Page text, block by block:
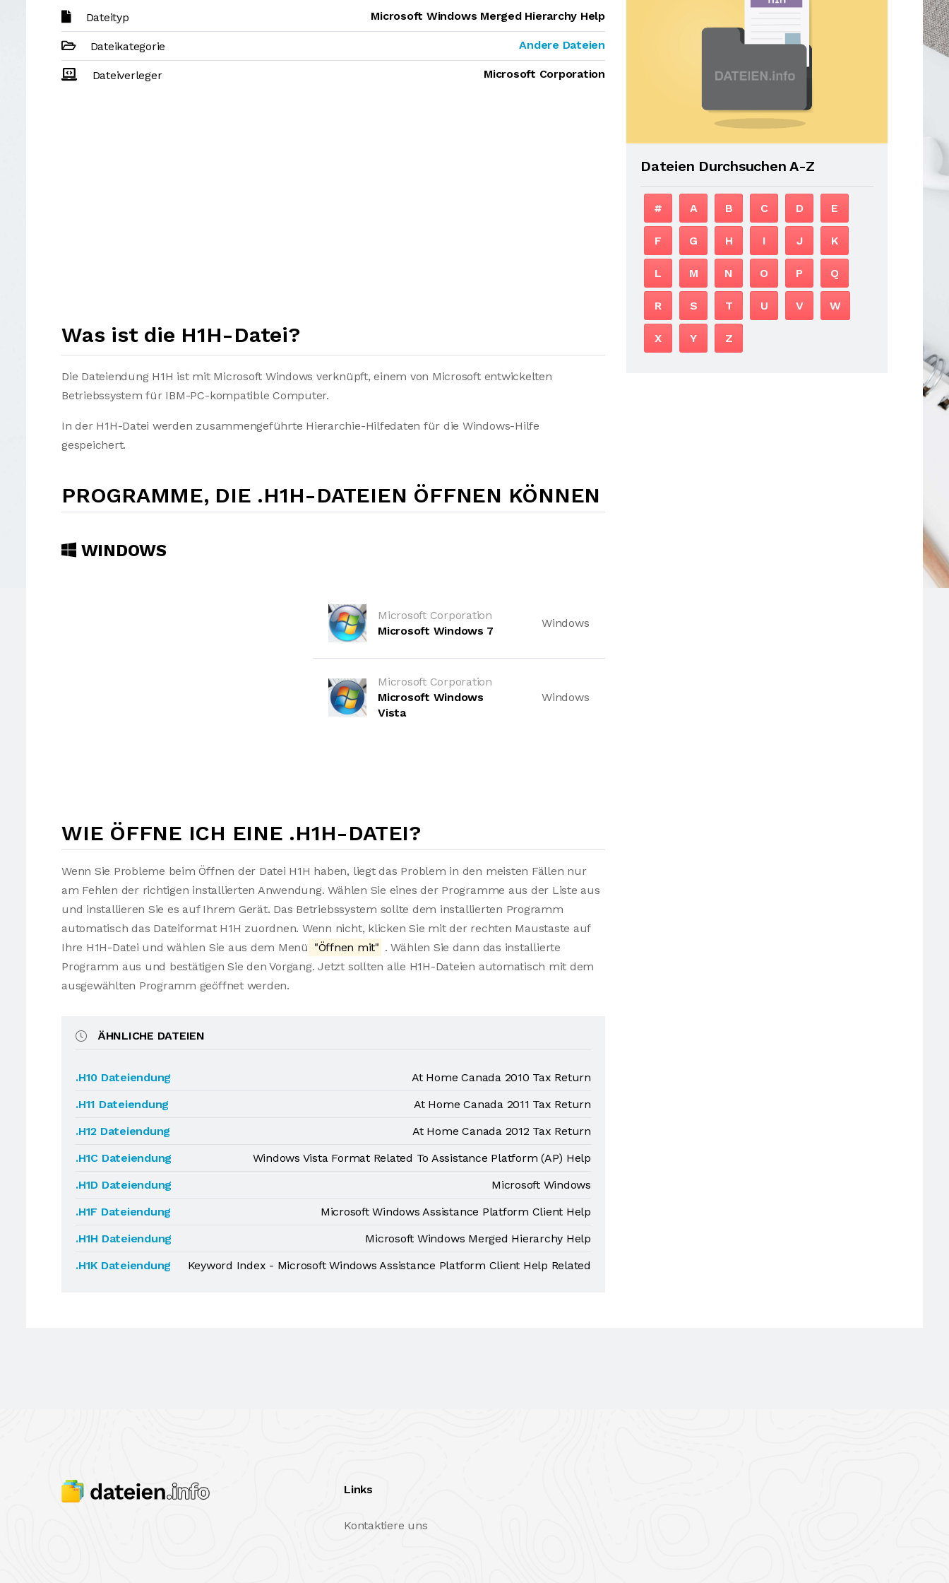
Dateityp Microsoft Windows Merged Hierarchy Help
Dateikategorie Andere Dateien
Dateiverleger Microsoft Corporation
Was ist die H1H-Datei?
Die Dateiendung H1H ist mit Microsoft Windows verknüpft, einem von Microsoft entwickelten
Betriebssystem für IBM-PC-kompatible Computer.
In der H1H-Datei werden zusammengeführte Hierarchie-Hilfedaten für die Windows-Hilfe
gespeichert.
PROGRAMME, DIE .H1H-DATEIEN ÖFFNEN KÖNNEN
WINDOWS
Microsoft Corporation
Microsoft Windows 7
Windows
Microsoft Corporation
Microsoft Windows
Vista
Windows
WIE ÖFFNE ICH EINE .H1H-DATEI?
Wenn Sie Probleme beim Öffnen der Datei H1H haben, liegt das Problem in den meisten Fällen nur
am Fehlen der richtigen installierten Anwendung. Wählen Sie eines der Programme aus der Liste aus
und installieren Sie es auf Ihrem Gerät. Das Betriebssystem sollte dem installierten Programm
automatisch das Dateiformat H1H zuordnen. Wenn nicht, klicken Sie mit der rechten Maustaste auf
Ihre H1H-Datei und wählen Sie aus dem Menü "Öffnen mit" . Wählen Sie dann das installierte
Programm aus und bestätigen Sie den Vorgang. Jetzt sollten alle H1H-Dateien automatisch mit dem
ausgewählten Programm geöffnet werden.
ÄHNLICHE DATEIEN
.H10 Dateiendung
At Home Canada 2010 Tax Return
.H11 Dateiendung
At Home Canada 2011 Tax Return
.H12 Dateiendung
At Home Canada 2012 Tax Return
.H1C Dateiendung
Windows Vista Format Related To Assistance Platform (AP) Help
.H1D Dateiendung
Microsoft Windows
.H1F Dateiendung
Microsoft Windows Assistance Platform Client Help
.H1H Dateiendung
Microsoft Windows Merged Hierarchy Help
.H1K Dateiendung
Keyword Index - Microsoft Windows Assistance Platform Client Help Related
Dateien Durchsuchen A-Z
# A B C D E
F G H I J K
L M N O P Q
R S T U V W
X Y Z
Links
Kontaktiere uns